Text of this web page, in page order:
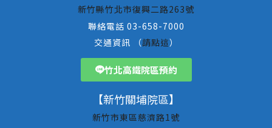
新竹縣竹北市復興二路263號
聯絡電話 03-658-7000
交通資訊 （請點這）
竹北高鐵院區預約
【新竹關埔院區】
新竹市東區慈濟路1號